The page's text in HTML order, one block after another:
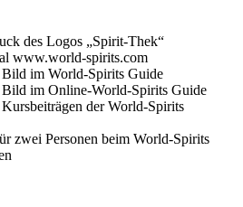
des Logos „Spirit-Thek“
www.world-spirits.com
im World-Spirits Guide
im Online-World-Spirits Guide
der World-Spirits
zwei Personen beim World-Spirits